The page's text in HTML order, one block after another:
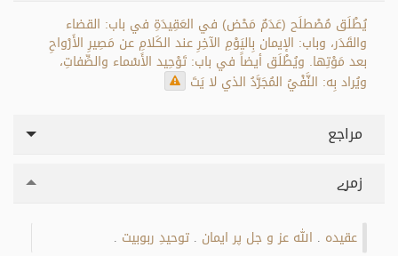
يُطْلَق مُصْطلَح (عَدَمٌ مَحْض) في العَقِيدَةِ في باب: القضاء
والقَدَر، وباب: الإيمان بِاليَوْمِ الآخِرِ عند الكَلامِ عن مَصِيرِ الأَرْواحِ
بعد مَوْتِها. ويُطْلَق أيضاً في باب: تَوْحِيد الأَسْماء والصِّفاتِ،
ويُراد بِه: النَّفْيُ المُجَرَّدُ الذي لا يَتَ
مراجع
زمرے
عقیدہ اللہ عز و جل پر ایمان توحیدِ ربوبیت